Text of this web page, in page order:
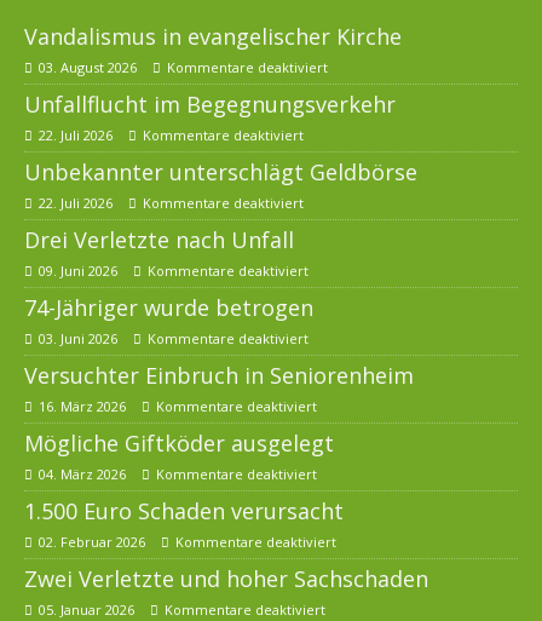
Vandalismus in evangelischer Kirche
03. August 2026 Kommentare deaktiviert
Unfallflucht im Begegnungsverkehr
22. Juli 2026 Kommentare deaktiviert
Unbekannter unterschlägt Geldbörse
22. Juli 2026 Kommentare deaktiviert
Drei Verletzte nach Unfall
09. Juni 2026 Kommentare deaktiviert
74-Jähriger wurde betrogen
03. Juni 2026 Kommentare deaktiviert
Versuchter Einbruch in Seniorenheim
16. März 2026 Kommentare deaktiviert
Mögliche Giftköder ausgelegt
04. März 2026 Kommentare deaktiviert
1.500 Euro Schaden verursacht
02. Februar 2026 Kommentare deaktiviert
Zwei Verletzte und hoher Sachschaden
05. Januar 2026 Kommentare deaktiviert